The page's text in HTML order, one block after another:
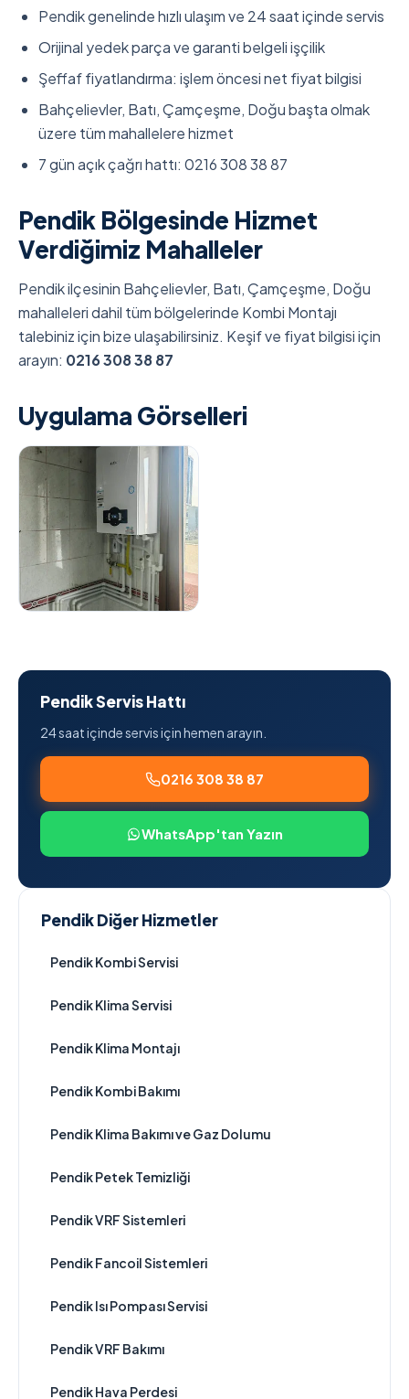
Pendik genelinde hızlı ulaşım ve 24 saat içinde servis
Orijinal yedek parça ve garanti belgeli işçilik
Şeffaf fiyatlandırma: işlem öncesi net fiyat bilgisi
Bahçelievler, Batı, Çamçeşme, Doğu başta olmak
üzere tüm mahallelere hizmet
7 gün açık çağrı hattı: 0216 308 38 87
Pendik Bölgesinde Hizmet
Verdiğimiz Mahalleler
Pendik ilçesinin Bahçelievler, Batı, Çamçeşme, Doğu
mahalleleri dahil tüm bölgelerinde Kombi Montajı
talebiniz için bize ulaşabilirsiniz. Keşif ve fiyat bilgisi için
arayın: 0216 308 38 87
Uygulama Görselleri
Pendik Servis Hattı
24 saat içinde servis için hemen arayın.
0216 308 38 87
WhatsApp'tan Yazın
Pendik Diğer Hizmetler
Pendik Kombi Servisi
Pendik Klima Servisi
Pendik Klima Montajı
Pendik Kombi Bakımı
Pendik Klima Bakımı ve Gaz Dolumu
Pendik Petek Temizliği
Pendik VRF Sistemleri
Pendik Fancoil Sistemleri
Pendik Isı Pompası Servisi
Pendik VRF Bakımı
Pendik Hava Perdesi